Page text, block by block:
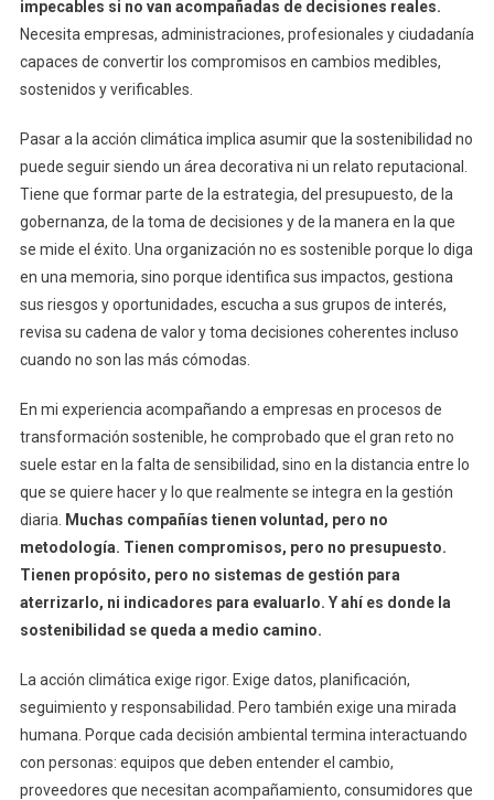
impecables si no van acompañadas de decisiones reales.
Necesita empresas, administraciones, profesionales y ciudadanía
capaces de convertir los compromisos en cambios medibles,
sostenidos y verificables.
Pasar a la acción climática implica asumir que la sostenibilidad no
puede seguir siendo un área decorativa ni un relato reputacional.
Tiene que formar parte de la estrategia, del presupuesto, de la
gobernanza, de la toma de decisiones y de la manera en la que
se mide el éxito. Una organización no es sostenible porque lo diga
en una memoria, sino porque identifica sus impactos, gestiona
sus riesgos y oportunidades, escucha a sus grupos de interés,
revisa su cadena de valor y toma decisiones coherentes incluso
cuando no son las más cómodas.
En mi experiencia acompañando a empresas en procesos de
transformación sostenible, he comprobado que el gran reto no
suele estar en la falta de sensibilidad, sino en la distancia entre lo
que se quiere hacer y lo que realmente se integra en la gestión
diaria.
Muchas compañías tienen voluntad, pero no
metodología. Tienen compromisos, pero no presupuesto.
Tienen propósito, pero no sistemas de gestión para
aterrizarlo, ni indicadores para evaluarlo. Y ahí es donde la
sostenibilidad se queda a medio camino.
La acción climática exige rigor. Exige datos, planificación,
seguimiento y responsabilidad. Pero también exige una mirada
humana. Porque cada decisión ambiental termina interactuando
con personas: equipos que deben entender el cambio,
proveedores que necesitan acompañamiento, consumidores que